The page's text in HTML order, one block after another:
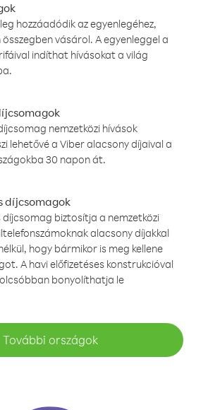
hozzáadódik az egyenlegéhez,
vásárol. A egyenleggel a
indíthat hívásokat a világ
nemzetközi hívások
lehetővé a Viber alacsony díjaival a
30 napon át.
díjcsomagok
díjcsomag biztosítja a nemzetközi
alacsony díjakkal
hogy bármikor is meg kellene
A havi előfizetéses konstrukcióval
bonyolíthatja le
További országok